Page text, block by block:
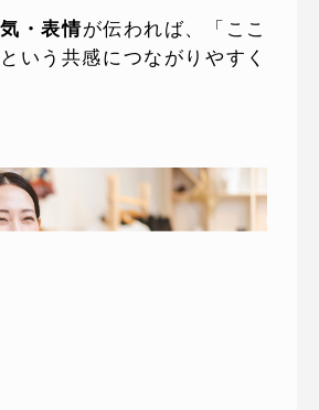
・表情が伝われば、「ここ
いう共感につながりやすく